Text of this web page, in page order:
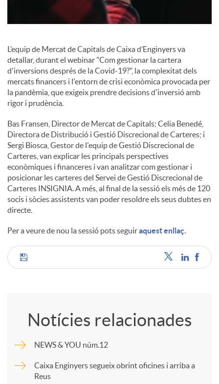
L’equip de Mercat de Capitals de Caixa d’Enginyers va
detallar, durant el webinar "Com gestionar la cartera
d'inversions després de la Covid-19?", la complexitat dels
mercats financers i l'entorn de crisi econòmica provocada per
la pandèmia, que exigeix prendre decisions d'inversió amb
rigor i prudència.
Bas Fransen, Director de Mercat de Capitals; Celia Benedé,
Directora de Distribució i Gestió Discrecional de Carteres; i
Sergi Biosca, Gestor de l'equip de Gestió Discrecional de
Carteres, van explicar les principals perspectives
econòmiques i financeres i van analitzar com gestionar i
posicionar les carteres del Servei de Gestió Discrecional de
Carteres INSIGNIA. A més, al final de la sessió els més de 120
socis i sòcies assistents van poder resoldre els seus dubtes en
directe.
Per a veure de nou la sessió pots seguiraquest enllaç.
C
m
p
Notícies relacionades
NEWS & YOU núm.12
Caixa Enginyers segueix obrint oficines i arriba a
Reus